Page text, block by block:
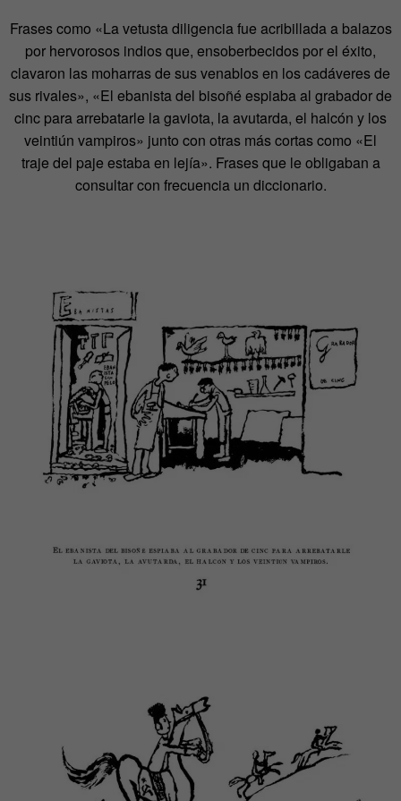
Frases como «La vetusta diligencia fue acribillada a balazos
por hervorosos indios que, ensoberbecidos por el éxito,
clavaron las moharras de sus venablos en los cadáveres de
sus rivales», «El ebanista del bisoñé espiaba al grabador de
cinc para arrebatarle la gaviota, la avutarda, el halcón y los
veintiún vampiros» junto con otras más cortas como «El
traje del paje estaba en lejía». Frases que le obligaban a
consultar con frecuencia un diccionario.